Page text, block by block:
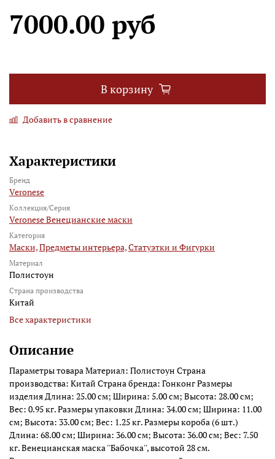
7000.00 руб
В корзину
Добавить в сравнение
Характеристики
Бренд
Veronese
Коллекция/Серия
Veronese Венецианские маски
Категория
Маски,Предметы интерьера,Статуэтки и Фигурки
Материал
Полистоун
Страна производства
Китай
Все характеристики
Описание
Параметры товара Материал: Полистоун Страна
производства: Китай Страна бренда: Гонконг Размеры
изделия Длина: 25.00 см; Ширина: 5.00 см; Высота: 28.00 см;
Вес: 0.95 кг. Размеры упаковки Длина: 34.00 см; Ширина: 11.00
см; Высота: 33.00 см; Вес: 1.25 кг. Размеры короба (6 шт.)
Длина: 68.00 см; Ширина: 36.00 см; Высота: 36.00 см; Вес: 7.50
кг. Венецианская маска ''Бабочка'', высотой 28 см.